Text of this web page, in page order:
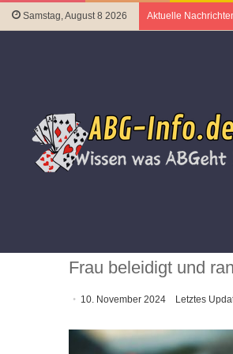
Samstag, August 8 2026 Aktuelle
Frau beleidigt und
10. November 2024 Letztes